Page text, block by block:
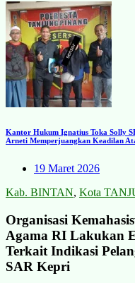
Kantor Hukum Ignatius Toka Solly
Arneti Memperjuangkan Keadilan
19 Maret 2026
Kab. BINTAN, Kota
Organisasi
Agama RI Lakukan
Terkait Indikasi
SAR Kepri